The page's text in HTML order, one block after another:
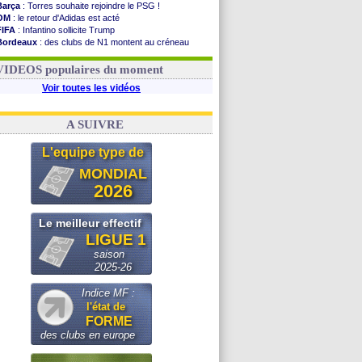
: Torres souhaite rejoindre le PSG !
: le retour d'Adidas est acté
: Infantino sollicite Trump
: des clubs de N1 montent au créneau
: le démenti de Leipzig pour Diomandé
populaires du moment
Voir toutes les vidéos
A SUIVRE
L'equipe type de
MONDIAL
2026
Le meilleur effectif
LIGUE 1
saison
2025-26
Indice MF :
l'état de
FORME
des clubs en europe